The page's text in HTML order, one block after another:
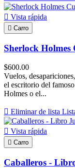
 Vista rápida
 Carro
Sherlock Holmes
$600.00
Vuelos,
el escritorio del
Holmes o el...
 Eliminar de lista
 Vista rápida
 Carro
Caballeros -